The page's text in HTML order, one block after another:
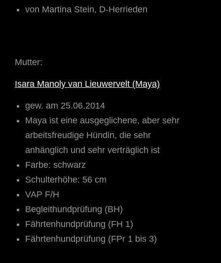
von Martina Stein, D-Herrieden
Mutter:
Isara Manoly van Lieuwervelt (Maya)
gew. am 25.06.2014
Maya ist eine ausgeglichene, aber sehr
arbeitsfreudige Hündin, die sehr
anhänglich und sehr verträglich ist
Farbe: schwarz
Schulterhöhe: 56 cm
VAP F/H
Begleithundprüfung (BH)
Fährtenhundprüfung (FH 1)
Fährtenhundprüfung (FPr 1 bis 3)